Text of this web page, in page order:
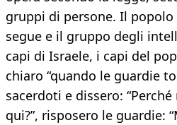
gruppi di persone. Il popolo
segue e il gruppo degli
capi di Israele, i capi del
chiaro “quando le guardie
sacerdoti e dissero:
qui?”, risposero le guardie: